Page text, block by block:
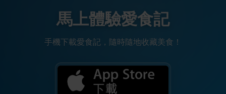
馬上體驗愛食記
手機下載愛食記，隨時隨地收藏美食！